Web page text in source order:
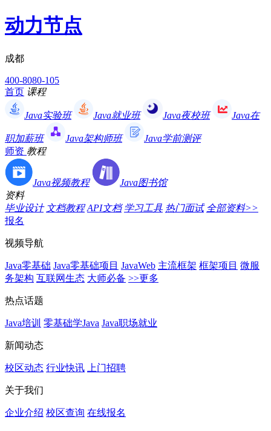
动力节点
成都
400-8080-105
首页 课程
Java实验班 Java就业班 Java夜校班 Java在
职加薪班 Java架构师班
Java学前测评
师资 教程
Java视频教程
Java图书馆
资料
毕业设计 文档教程 API文档 学习工具 热门面试 全部资料>>
报名
视频导航
Java零基础 Java零基础项目 JavaWeb 主流框架 框架项目 微服
务架构 互联网生态 大师必备 >>更多
热点话题
Java培训 零基础学Java Java职场就业
新闻动态
校区动态 行业快讯 上门招聘
关于我们
企业介绍 校区查询 在线报名